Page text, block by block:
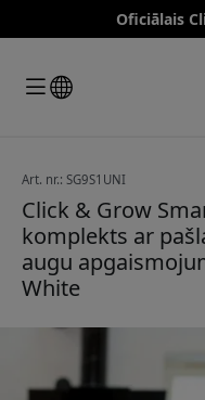
Oficiālais
Art. nr.: SG9S1UNI
Click & Grow
komplekts ar
augu
White